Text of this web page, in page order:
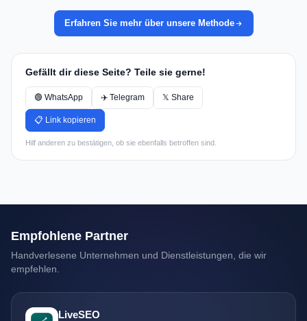
Erfahren Sie mehr über unsere Methode
Gefällt dir diese Seite? Teile sie gerne!
🟢 WhatsApp ✈️ Telegram 𝕏 Share
📋 Link kopieren
Hilf anderen zu bestätigen, ob sie ebenfalls betroffen sind.
Empfohlene Partner
Handverlesene Unternehmen und Dienstleistungen, die wir
empfehlen.
LiveSEO